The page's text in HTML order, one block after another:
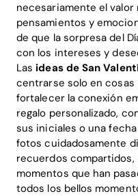
necesariamente el
pensamientos y
de que la sorpresa del
con los intereses y
Lasideas de San
centrarse solo en cosas
fortalecer la conexión
regalo personalizado,
sus iniciales o una
fotos cuidadosamente
recuerdos compartidos,
momentos que han
todos los bellos